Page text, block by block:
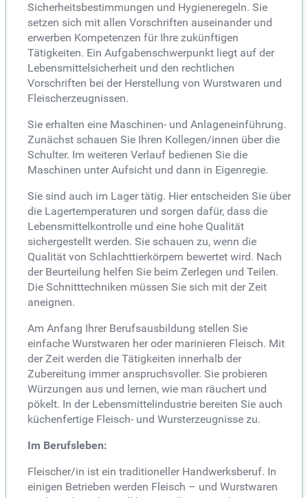
Sicherheitsbestimmungen und Hygieneregeln. Sie
setzen sich mit allen Vorschriften auseinander und
erwerben Kompetenzen für Ihre zukünftigen
Tätigkeiten. Ein Aufgabenschwerpunkt liegt auf der
Lebensmittelsicherheit und den rechtlichen
Vorschriften bei der Herstellung von Wurstwaren und
Fleischerzeugnissen.
Sie erhalten eine Maschinen- und Anlageneinführung.
Zunächst schauen Sie Ihren Kollegen/innen über die
Schulter. Im weiteren Verlauf bedienen Sie die
Maschinen unter Aufsicht und dann in Eigenregie.
Sie sind auch im Lager tätig. Hier entscheiden Sie über
die Lagertemperaturen und sorgen dafür, dass die
Lebensmittelkontrolle und eine hohe Qualität
sichergestellt werden. Sie schauen zu, wenn die
Qualität von Schlachttierkörpern bewertet wird. Nach
der Beurteilung helfen Sie beim Zerlegen und Teilen.
Die Schnitttechniken müssen Sie sich mit der Zeit
aneignen.
Am Anfang Ihrer Berufsausbildung stellen Sie
einfache Wurstwaren her oder marinieren Fleisch. Mit
der Zeit werden die Tätigkeiten innerhalb der
Zubereitung immer anspruchsvoller. Sie probieren
Würzungen aus und lernen, wie man räuchert und
pökelt. In der Lebensmittelindustrie bereiten Sie auch
küchenfertige Fleisch- und Wursterzeugnisse zu.
Im Berufsleben:
Fleischer/in ist ein traditioneller Handwerksberuf. In
einigen Betrieben werden Fleisch – und Wurstwaren